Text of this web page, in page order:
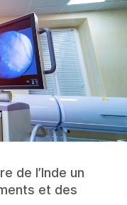
de l’Inde un
et des